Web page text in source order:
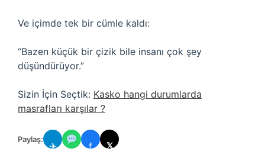
Ve içimde tek bir cümle kaldı:
“Bazen küçük bir çizik bile insanı çok şey
düşündürüyor.”
Sizin İçin Seçtik: Kasko hangi durumlarda
masrafları karşılar ?
Paylaş:
✈ f 𝕏